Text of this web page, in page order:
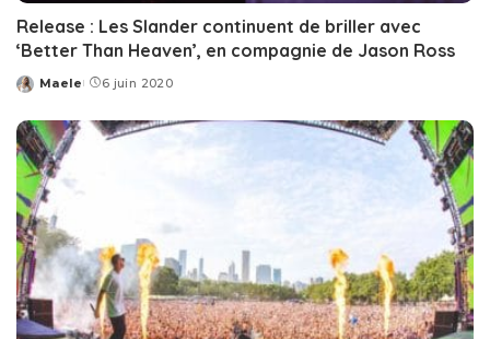
Release : Les Slander continuent de briller avec
‘Better Than Heaven’, en compagnie de Jason Ross
Posted
Maele 6 juin 2020